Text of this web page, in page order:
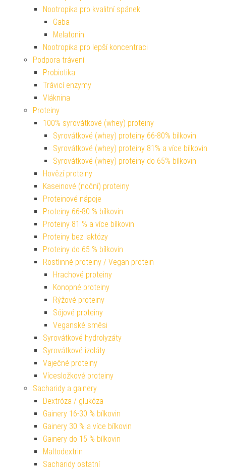
Nootropika pro kvalitní spánek
Gaba
Melatonin
Nootropika pro lepší koncentraci
Podpora trávení
Probiotika
Trávicí enzymy
Vláknina
Proteiny
100% syrovátkové (whey) proteiny
Syrovátkové (whey) proteiny 66-80% bílkovin
Syrovátkové (whey) proteiny 81% a více bílkovin
Syrovátkové (whey) proteiny do 65% bílkovin
Hovězí proteiny
Kaseinové (noční) proteiny
Proteinové nápoje
Proteiny 66-80 % bílkovin
Proteiny 81 % a více bílkovin
Proteiny bez laktózy
Proteiny do 65 % bílkovin
Rostlinné proteiny / Vegan protein
Hrachové proteiny
Konopné proteiny
Rýžové proteiny
Sójové proteiny
Veganské směsi
Syrovátkové hydrolyzáty
Syrovátkové izoláty
Vaječné proteiny
Vícesložkové proteiny
Sacharidy a gainery
Dextróza / glukóza
Gainery 16-30 % bílkovin
Gainery 30 % a více bílkovin
Gainery do 15 % bílkovin
Maltodextrin
Sacharidy ostatní